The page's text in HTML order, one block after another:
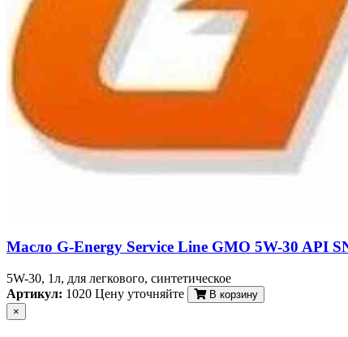
Масло G-Energy Service Line GMO 5W-30 API
5W-30, 1л, для легкового, синтетическое
Артикул: 1020 Цену уточняйте
В корзину
×